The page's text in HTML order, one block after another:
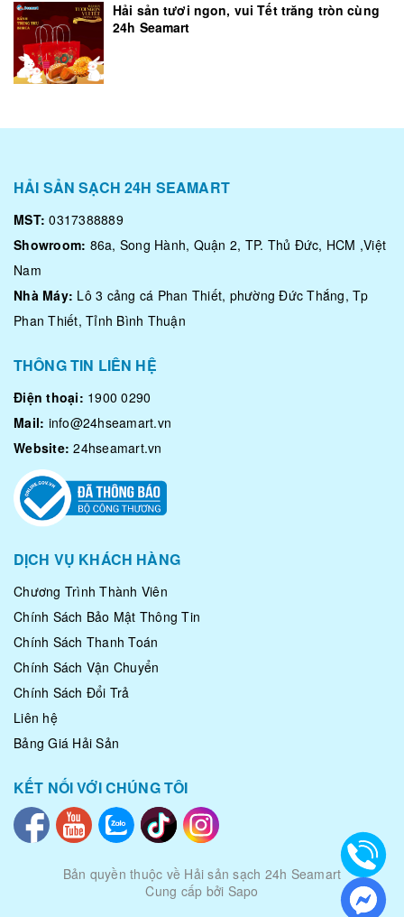
Hải sản tươi ngon, vui Tết trăng tròn cùng
24h Seamart
HẢI SẢN SẠCH 24H SEAMART
MST: 0317388889
Showroom: 86a, Song Hành, Quận 2, TP. Thủ Đức, HCM ,Việt
Nam
Nhà Máy: Lô 3 cảng cá Phan Thiết, phường Đức Thắng, Tp
Phan Thiết, Tỉnh Bình Thuận
THÔNG TIN LIÊN HỆ
Điện thoại: 1900 0290
Mail: info@24hseamart.vn
Website: 24hseamart.vn
DỊCH VỤ KHÁCH HÀNG
Chương Trình Thành Viên
Chính Sách Bảo Mật Thông Tin
Chính Sách Thanh Toán
Chính Sách Vận Chuyển
Chính Sách Đổi Trả
Liên hệ
Bảng Giá Hải Sản
KẾT NỐI VỚI CHÚNG TÔI
Bản quyền thuộc về Hải sản sạch 24h Seamart
|
Cung cấp bởi Sapo